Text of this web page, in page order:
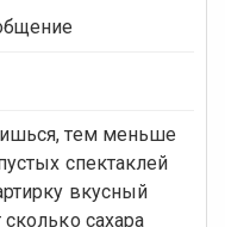
тем меньше
спектаклей
вкусный
сахара